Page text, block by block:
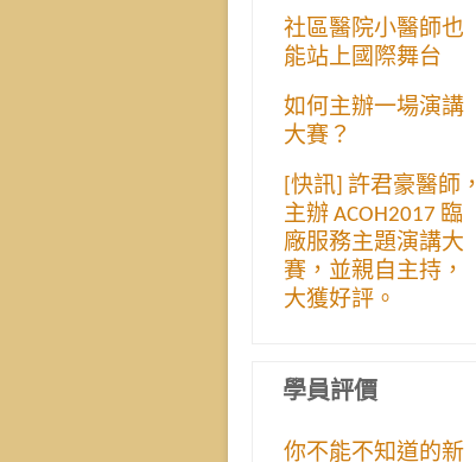
社區醫院小醫師也
能站上國際舞台
如何主辦一場演講
大賽？
[快訊] 許君豪醫師，
主辦 ACOH2017 臨
廠服務主題演講大
賽，並親自主持，
大獲好評。
學員評價
你不能不知道的新